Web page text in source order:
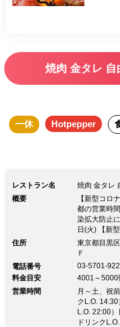
フト
焼肉 金タレ 自
一休 Hotpepper
レストラン名
焼肉 金タレ
概要
【新型コロ
都の営業時
染拡大防止
日(火) 【新
東京都の営
し感染拡大
実施（37.5℃
ご来店時に
ブ・取っ手
ーブル・お
指の洗浄・
際はマスク
住所
東京都目黒
Ｆ
電話番号
03-5701-
料金目安
4001～5000
営業時間
月～土、祝
クL.O.
L.O. 22:00
ドリンク